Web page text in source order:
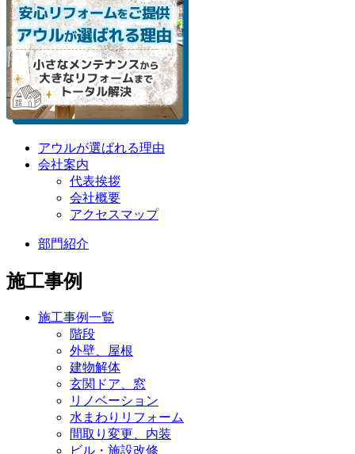
アウルが選ばれる理由
会社案内
代表挨拶
会社概要
アクセスマップ
部門紹介
施工事例
施工事例一覧
階段
外壁、屋根
建物解体
玄関ドア、窓
リノベーション
水まわりリフォーム
間取り変更、内装
ビル・施設改修